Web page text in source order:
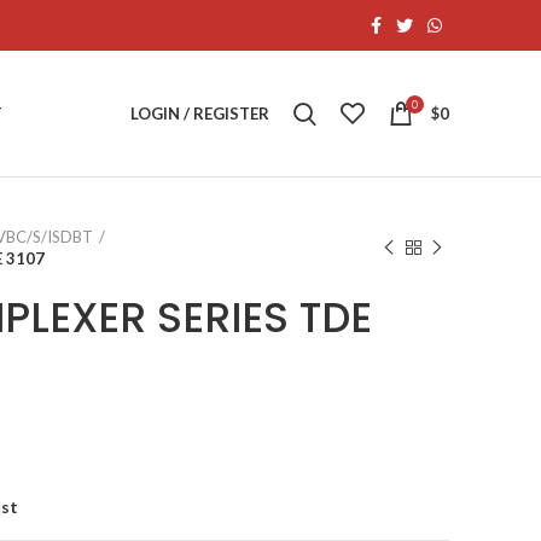
LOGIN / REGISTER 0 $0
S/ISDBT
3107
SERIES TDE